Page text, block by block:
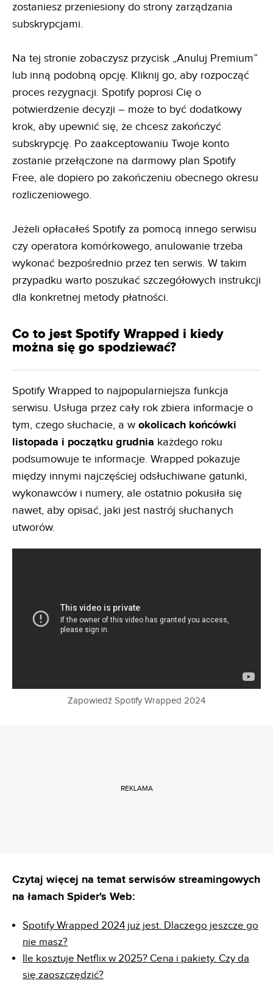
zostaniesz przeniesiony do strony zarządzania
subskrypcjami.
Na tej stronie zobaczysz przycisk „Anuluj Premium”
lub inną podobną opcję. Kliknij go, aby rozpocząć
proces rezygnacji. Spotify poprosi Cię o
potwierdzenie decyzji – może to być dodatkowy
krok, aby upewnić się, że chcesz zakończyć
subskrypcję. Po zaakceptowaniu Twoje konto
zostanie przełączone na darmowy plan Spotify
Free, ale dopiero po zakończeniu obecnego okresu
rozliczeniowego.
Jeżeli opłacałeś Spotify za pomocą innego serwisu
czy operatora komórkowego, anulowanie trzeba
wykonać bezpośrednio przez ten serwis. W takim
przypadku warto poszukać szczegółowych instrukcji
dla konkretnej metody płatności.
Co to jest Spotify Wrapped i kiedy
można się go spodziewać?
Spotify Wrapped to najpopularniejsza funkcja
serwisu. Usługa przez cały rok zbiera informacje o
tym, czego słuchacie, a w okolicach końcówki
listopada i początku grudnia każdego roku
podsumowuje te informacje. Wrapped pokazuje
między innymi najczęściej odsłuchiwane gatunki,
wykonawców i numery, ale ostatnio pokusiła się
nawet, aby opisać, jaki jest nastrój słuchanych
utworów.
Zapowiedź Spotify Wrapped 2024
REKLAMA
Czytaj więcej na temat serwisów streamingowych
na łamach Spider's Web:
Spotify Wrapped 2024 już jest. Dlaczego jeszcze go
nie masz?
Ile kosztuje Netflix w 2025? Cena i pakiety. Czy da
się zaoszczędzić?